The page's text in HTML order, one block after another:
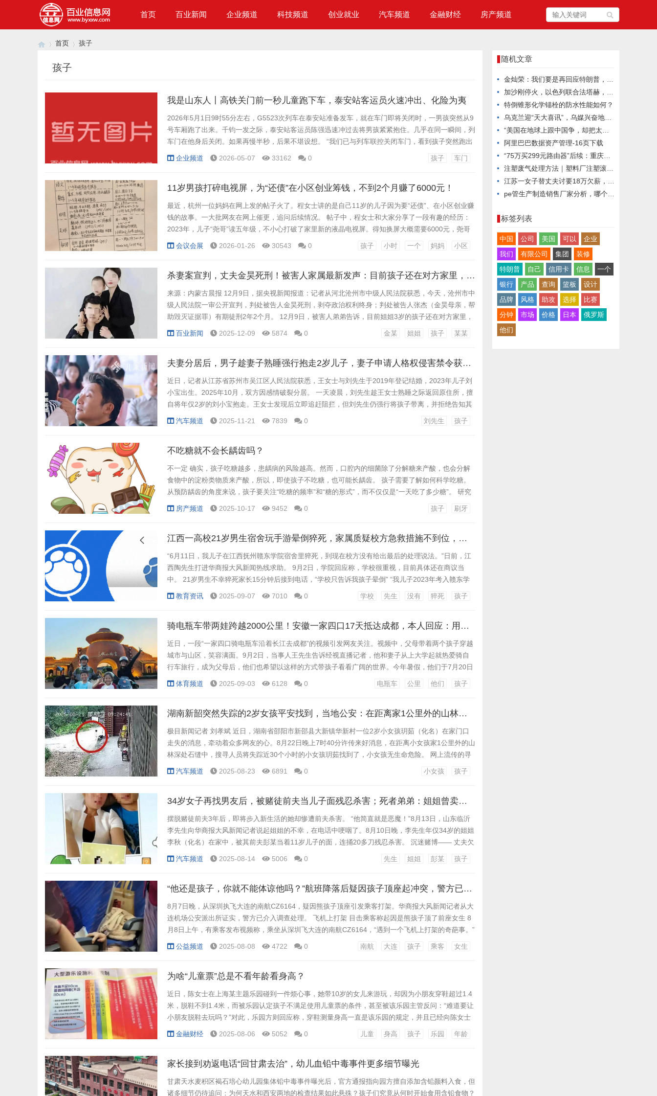
首页 百业新闻 企业频道 科技频道 创业就业 汽车频道 金融财经 房产频道
首页 孩子
孩子
我是山东人丨高铁关门前一秒儿童跑下车，泰安站客运员火速冲出、化险为夷
2026年5月1日9时55分左右，G5523次列车在泰安站准备发车，就在车门即将关闭时，一男孩突然从9
号车厢跑了出来。千钧一发之际，泰安站客运员陈强迅速冲过去将男孩紧紧抱住。几乎在同一瞬间，列
车门在他身后关闭。如果再慢半秒，后果不堪设想。 “我们已与列车联控关闭车门，看到孩子突然跑出
来，我害怕孩子发生危险，第一时间抱住了他。”回忆当时的情景，陈强仍心有余悸，几乎在他冲向男
企业频道 2026-05-07 33162 0 孩子 车门
11岁男孩打碎电视屏，为“还债”在小区创业筹钱，不到2个月赚了6000元！
最近，杭州一位妈妈在网上发的帖子火了。程女士讲的是自己11岁的儿子因为要“还债”、在小区创业赚
钱的故事。一大批网友在网上催更，追问后续情况。 帖子中，程女士和大家分享了一段有趣的经历：
2023年，儿子“尧哥”读五年级，不小心打破了家里新的液晶电视屏。得知换屏大概需要6000元，尧哥
决定“创业”筹钱。 尧哥让妈妈帮忙把自己的“广告”发到小区业主群里，情真意切地道出自己创业的背
会议会展 2026-01-26 30543 0 孩子 小时 一个 妈妈 小区
杀妻案宣判，丈夫金昊死刑！被害人家属最新发声：目前孩子还在对方家里，打算开始争取孩子抚养权
来源：内蒙古晨报 12月9日，据央视新闻报道：记者从河北沧州市中级人民法院获悉，今天，沧州市中
级人民法院一审公开宣判，判处被告人金昊死刑，剥夺政治权利终身；判处被告人张杰（金昊母亲，帮
助毁灭证据罪）有期徒刑2年2个月。 12月9日，被害人弟弟告诉，目前姐姐3岁的孩子还在对方家里，
打算争取孩子抚养权。 据警方通报，女子刘某某系钝性外力作用致颅脑损伤死亡，该名男子及其母亲
百业新闻 2025-12-09 5874 0 金某 姐姐 孩子 某某
夫妻分居后，男子趁妻子熟睡强行抱走2岁儿子，妻子申请人格权侵害禁令获支持
近日，记者从江苏省苏州市吴江区人民法院获悉，王女士与刘先生于2019年登记结婚，2023年儿子刘
小宝出生。2025年10月，双方因感情破裂分居。 一天凌晨，刘先生趁王女士熟睡之际返回原住所，擅
自将年仅2岁的刘小宝抱走。王女士发现后立即追赶阻拦，但刘先生仍强行将孩子带离，并拒绝告知其
下落。虽经多次沟通，刘先生始终拒绝将孩子送回。 王女士认为刘先生的行为已严重侵害其监护权，
汽车频道 2025-11-21 7839 0 刘先生 孩子
不吃糖就不会长龋齿吗？
不一定 确实，孩子吃糖越多，患龋病的风险越高。然而，口腔内的细菌除了分解糖来产酸，也会分解
食物中的淀粉类物质来产酸，所以，即使孩子不吃糖，也可能长龋齿。 孩子需要了解如何科学吃糖。
从预防龋齿的角度来说，孩子要关注“吃糖的频率”和“糖的形式”，而不仅仅是“一天吃了多少糖”。 研究
表明，随着糖的摄入频率增加，患龋病的风险也在增加。通俗来说，同样量的糖，分多次吃，牙齿会持
房产频道 2025-10-17 9452 0 孩子 刷牙
江西一高校21岁男生宿舍玩手游晕倒猝死，家属质疑校方急救措施不到位，校方回应
“6月11日，我儿子在江西抚州赣东学院宿舍里猝死，到现在校方没有给出最后的处理说法。”日前，江
西陶先生打进华商报大风新闻热线求助。 9月2日，学院回应称，学校很重视，目前具体还在商议当
中。 21岁男生不幸猝死家长15分钟后接到电话，“学校只告诉我孩子晕倒” “我儿子2023年考入赣东学
院，学的是机电系自动化专业，今年读大二。”陶先生称事发两个半月前，21岁儿子倾注了全家的希
教育资讯 2025-09-07 7010 0 学校 先生 没有 猝死 孩子
骑电瓶车带两娃跨越2000公里！安徽一家四口17天抵达成都，本人回应：用喜爱的方式带孩子看世界
近日，一段“一家四口骑电瓶车沿着长江去成都”的视频引发网友关注。视频中，父母带着两个孩子穿越
城市与山区，笑容满面。9月2日，当事人王先生告诉经视直播记者，他和妻子从上大学起就热爱骑自
行车旅行，成为父母后，他们也希望以这样的方式带孩子看看广阔的世界。今年暑假，他们于7月20日
从安徽阜阳出发，历时17天、总行程约2000公里，于8月5日顺利抵达成都。 王先生介绍，他们骑两辆
体育频道 2025-09-03 6128 0 电瓶车 公里 他们 孩子
湖南新韶突然失踪的2岁女孩平安找到，当地公安：在距离家1公里外的山林石缝中发现
极目新闻记者 刘孝斌 近日，湖南省邵阳市新邵县大新镇华新村一位2岁小女孩玥茹（化名）在家门口
走失的消息，牵动着众多网友的心。8月22日晚上7时40分许传来好消息，在距离小女孩家1公里外的山
林深处石缝中，搜寻人员将失踪近30个小时的小女孩玥茹找到了，小女孩无生命危险。 网上流传的寻
人信息显示，8月21日上午9时24分许，2岁小女孩玥茹还在家门口玩耍，9时30分许孩子的奶奶做完事
汽车频道 2025-08-23 6891 0 小女孩 孩子
34岁女子再找男友后，被赌徒前夫当儿子面残忍杀害；死者弟弟：姐姐曾卖房替他还赌债
摆脱赌徒前夫3年后，即将步入新生活的她却惨遭前夫杀害。 “他简直就是恶魔！”8月13日，山东临沂
李先生向华商报大风新闻记者说起姐姐的不幸，在电话中哽咽了。8月10日晚，李先生年仅34岁的姐姐
李秋（化名）在家中，被其前夫彭某当着11岁儿子的面，连捅20多刀残忍杀害。 沉迷赌博—— 丈夫欠
下巨额赌债妻子卖房还债 之后食言复赌再欠百万债务 李先生介绍，姐姐性格温良，之前是一名幼儿园
汽车频道 2025-08-14 5006 0 先生 姐姐 彭某 孩子
“他还是孩子，你就不能体谅他吗？”航班降落后疑因孩子顶座起冲突，警方已介入调查处理
8月7日晚，从深圳执飞大连的南航CZ6164，疑因熊孩子顶座引发乘客打架。华商报大风新闻记者从大
连机场公安派出所证实，警方已介入调查处理。 飞机上打架 目击乘客称起因是熊孩子顶了前座女生 8
月8日上午，有乘客发布视频称，乘坐从深圳飞大连的南航CZ6164，“遇到一个飞机上打架的奇葩事。”
起因是熊孩子，坐飞机顶了前座位的人一路，前排女生也不是好惹的，多次警告后就骂男孩。男孩也是
公益频道 2025-08-08 4722 0 南航 大连 孩子 乘客 女生
为啥“儿童票”总是不看年龄看身高？
近日，陈女士在上海某主题乐园碰到一件烦心事，她带10岁的女儿来游玩，却因为小朋友穿鞋超过1.4
米，脱鞋不到1.4米，而被乐园认定孩子不满足使用儿童票的条件，甚至被该乐园主管反问：“难道要让
小朋友脱鞋去玩吗？”对此，乐园方则回应称，穿鞋测量身高一直是该乐园的规定，并且已经向陈女士
退还了门票费用。 该乐园“导游手册”规定身高按穿鞋测量为准 这一事件再次引发公众对于“儿童票究竟
金融财经 2025-08-06 5052 0 儿童 身高 孩子 乐园 年龄
家长接到劝返电话“回甘肃去治”，幼儿血铅中毒事件更多细节曝光
甘肃天水麦积区褐石培心幼儿园集体铅中毒事件曝光后，官方通报指向园方擅自添加含铅颜料入食，但
诸多细节仍待追问：为何天水和西安两地的检查结果如此悬殊？孩子们究竟从何时开始食用含铅食物？
随机文章
金灿荣：我们要是再回应特朗普，就显得小家子气了
加沙刚停火，以色列联合法塔赫，火速开辟新战场，中方提4个关键
特倒锥形化学锚栓的防水性能如何？
乌克兰迎“天大喜讯”，乌媒兴奋地发文：欧洲没理由不下场抗俄了
“美国在地球上跟中国争，却把太空主导地位拱手让出”
阿里巴巴数据资产管理-16页下载
“75万买299元路由器”后续：重庆市纪委、财政局、教委联合介入调查
注塑废气处理方法｜塑料厂注塑滚塑吹塑挤塑吸塑废气处理工艺
江苏一女子替丈夫讨要18万欠薪，匍匐在地抱住公司男子腿痛哭，当地派出所介入调查
pe管生产制造销售厂家分析，哪个厂家好对比一目了然
标签列表
中国 公司 美国 可以
企业
我们
有限公司 集团
装修
特朗普
自己 信用卡 信息
一个
银行
产品 查询 篮板
设计
品牌
风格 助攻 选择
比赛
分钟
市场 价格 日本
俄罗斯
他们